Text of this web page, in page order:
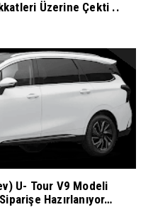
Üzerine Çekti ..
U- Tour V9 Modeli
Hazırlanıyor…